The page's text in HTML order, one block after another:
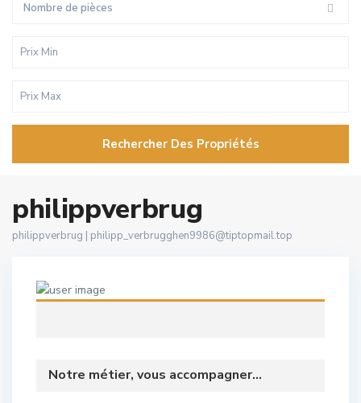
Nombre de pièces
Rechercher Des Propriétés
philippverbrug
philippverbrug | philipp_verbrugghen9986@tiptopmail.top
Notre métier, vous accompagner...